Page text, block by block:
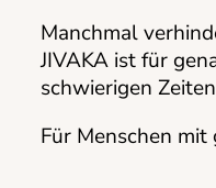
Manchmal
JIVAKA ist für
schwierigen
Für Menschen